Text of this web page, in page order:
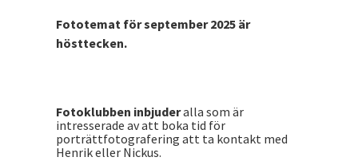
Fototemat för september 2025 är
hösttecken.
Fotoklubben inbjuderalla som är
intresserade av att boka tid för
porträttfotografering att ta kontakt med
Henrik eller Nickus.